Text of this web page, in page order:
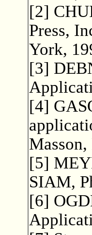
[2]
Press,
York,
[3]
[4]
Masson,
[5]
SIAM,
[6]